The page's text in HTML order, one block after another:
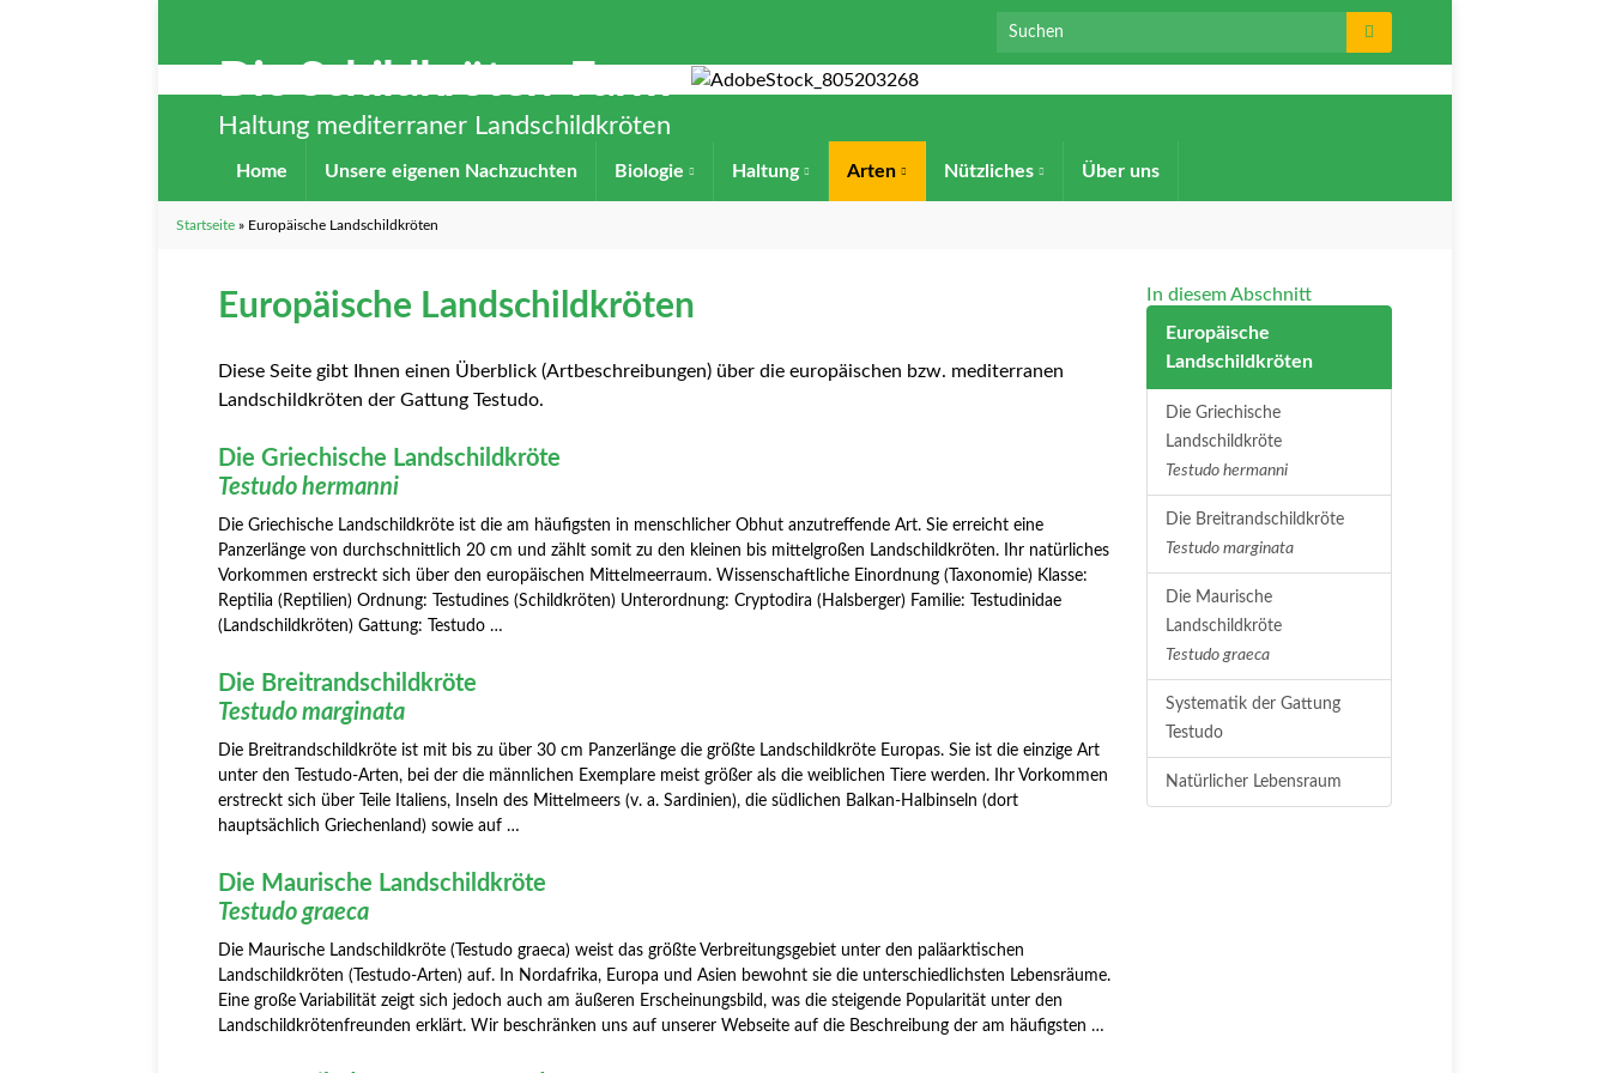
Search for:
Die Schildkröten-Farm
Haltung mediterraner Landschildkröten
Home Unsere eigenen Nachzuchten Biologie Haltung Arten Nützliches Über uns
Startseite » Europäische Landschildkröten
Europäische Landschildkröten
Diese Seite gibt Ihnen einen Überblick (Artbeschreibungen) über die europäischen bzw. mediterranen
Landschildkröten der Gattung Testudo.
Die Griechische Landschildkröte
Testudo hermanni
Die Griechische Landschildkröte ist die am häufigsten in menschlicher Obhut anzutreffende Art. Sie erreicht eine
Panzerlänge von durchschnittlich 20 cm und zählt somit zu den kleinen bis mittelgroßen Landschildkröten. Ihr natürliches
Vorkommen erstreckt sich über den europäischen Mittelmeerraum. Wissenschaftliche Einordnung (Taxonomie) Klasse:
Reptilia (Reptilien) Ordnung: Testudines (Schildkröten) Unterordnung: Cryptodira (Halsberger) Familie: Testudinidae
(Landschildkröten) Gattung: Testudo …
Die Breitrandschildkröte
Testudo marginata
Die Breitrandschildkröte ist mit bis zu über 30 cm Panzerlänge die größte Landschildkröte Europas. Sie ist die einzige Art
unter den Testudo-Arten, bei der die männlichen Exemplare meist größer als die weiblichen Tiere werden. Ihr Vorkommen
erstreckt sich über Teile Italiens, Inseln des Mittelmeers (v. a. Sardinien), die südlichen Balkan-Halbinseln (dort
hauptsächlich Griechenland) sowie auf …
Die Maurische Landschildkröte
Testudo graeca
Die Maurische Landschildkröte (Testudo graeca) weist das größte Verbreitungsgebiet unter den paläarktischen
Landschildkröten (Testudo-Arten) auf. In Nordafrika, Europa und Asien bewohnt sie die unterschiedlichsten Lebensräume.
Eine große Variabilität zeigt sich jedoch auch am äußeren Erscheinungsbild, was die steigende Popularität unter den
Landschildkrötenfreunden erklärt. Wir beschränken uns auf unserer Webseite auf die Beschreibung der am häufigsten …
In diesem Abschnitt
Europäische
Landschildkröten
Die Griechische
Landschildkröte
Testudo hermanni
Die Breitrandschildkröte
Testudo marginata
Die Maurische
Landschildkröte
Testudo graeca
Systematik der Gattung
Testudo
Natürlicher Lebensraum